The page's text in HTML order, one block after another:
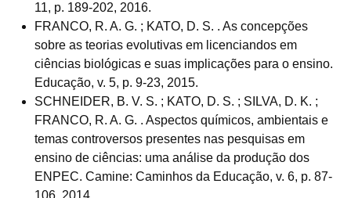
11, p. 189-202, 2016.
FRANCO, R. A. G. ; KATO, D. S. . As concepções
sobre as teorias evolutivas em licenciandos em
ciências biológicas e suas implicações para o ensino.
Educação, v. 5, p. 9-23, 2015.
SCHNEIDER, B. V. S. ; KATO, D. S. ; SILVA, D. K. ;
FRANCO, R. A. G. . Aspectos químicos, ambientais e
temas controversos presentes nas pesquisas em
ensino de ciências: uma análise da produção dos
ENPEC. Camine: Caminhos da Educação, v. 6, p. 87-